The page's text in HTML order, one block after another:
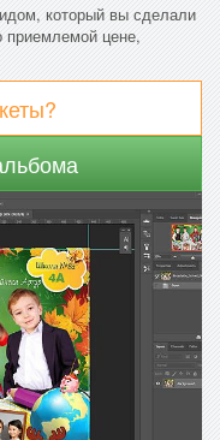
который вы сделали
приемлемой цене,